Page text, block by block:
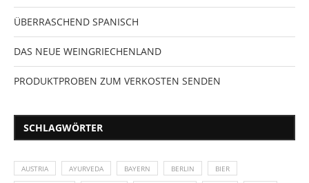
ÜBERRASCHEND SPANISCH
DAS NEUE WEINGRIECHENLAND
PRODUKTPROBEN ZUM VERKOSTEN SENDEN
SCHLAGWÖRTER
AUSTRIA AYURVEDA BAYERN BERLIN BIER